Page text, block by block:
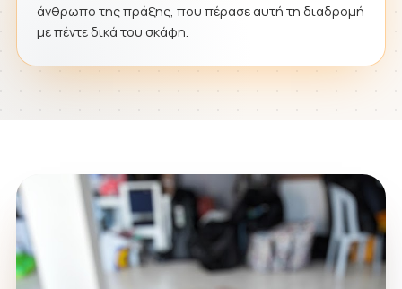
άνθρωπο της πράξης, που πέρασε αυτή τη διαδρομή
με πέντε δικά του σκάφη.